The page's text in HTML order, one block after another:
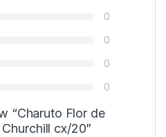
0
0
0
0
“Charuto Flor de
cx/20”